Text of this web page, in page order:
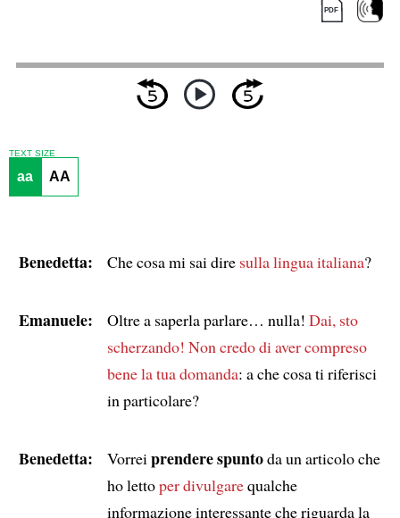
TEXT SIZE
aa AA
Benedetta: Che cosa mi sai dire sulla lingua italiana?
Emanuele: Oltre a saperla parlare… nulla! Dai, sto
scherzando! Non credo di aver compreso
bene la tua domanda: a che cosa ti riferisci
in particolare?
Benedetta: Vorrei prendere spuntoda un articolo che
ho lettoper divulgarequalche
informazione interessante che riguarda la